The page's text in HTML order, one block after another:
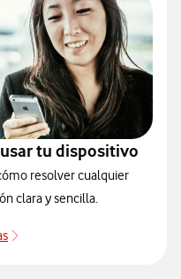
tu dispositivo
resolver cualquier
clara y sencilla.